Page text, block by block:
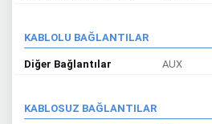
KABLOLU BAĞLANTILAR
Diğer Bağlantılar AUX
KABLOSUZ BAĞLANTILAR